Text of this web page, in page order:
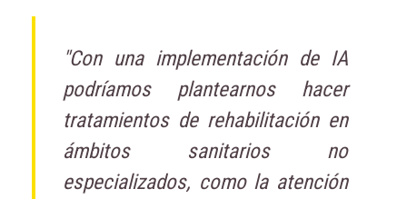
"Con una implementación de IA
podríamos plantearnos hacer
tratamientos de rehabilitación en
ámbitos sanitarios no
especializados, como la atención